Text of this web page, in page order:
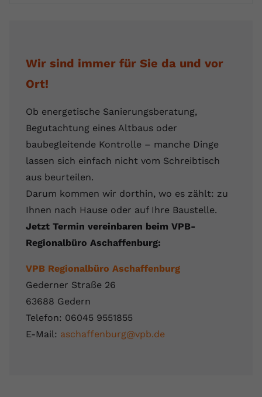
Wir sind immer für Sie da und vor
Ort!
Ob energetische Sanierungsberatung,
Begutachtung eines Altbaus oder
baubegleitende Kontrolle – manche Dinge
lassen sich einfach nicht vom Schreibtisch
aus beurteilen.
Darum kommen wir dorthin, wo es zählt: zu
Ihnen nach Hause oder auf Ihre Baustelle.
Jetzt Termin vereinbaren beim VPB-
Regionalbüro Aschaffenburg:
VPB Regionalbüro Aschaffenburg
Gederner Straße 26
63688 Gedern
Telefon: 06045 9551855
E-Mail: aschaffenburg@vpb.de